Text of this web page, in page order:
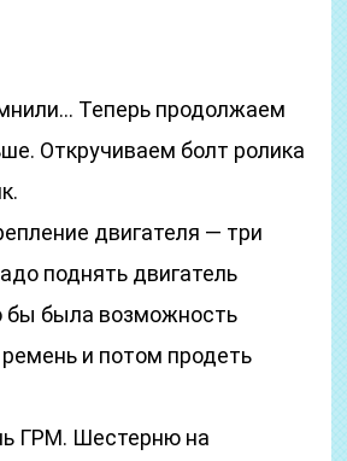
Теперь продолжаем
Откручиваем болт ролика
двигателя — три
поднять двигатель
бы была возможность
и потом продеть
ГРМ. Шестерню на